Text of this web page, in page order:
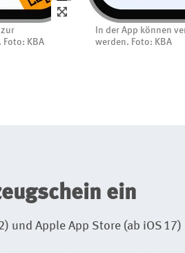
KBA
In der App können
werden. Foto: KBA
ein
und Apple App Store (ab iOS 17)